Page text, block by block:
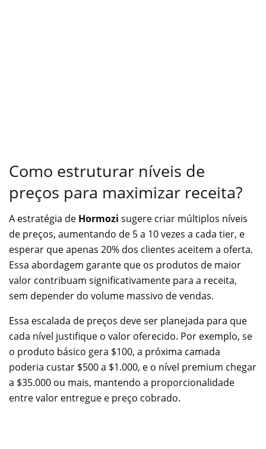
Como estruturar níveis de
preços para maximizar receita?
A estratégia de Hormozi sugere criar múltiplos níveis
de preços, aumentando de 5 a 10 vezes a cada tier, e
esperar que apenas 20% dos clientes aceitem a oferta.
Essa abordagem garante que os produtos de maior
valor contribuam significativamente para a receita,
sem depender do volume massivo de vendas.
Essa escalada de preços deve ser planejada para que
cada nível justifique o valor oferecido. Por exemplo, se
o produto básico gera $100, a próxima camada
poderia custar $500 a $1.000, e o nível premium chegar
a $35.000 ou mais, mantendo a proporcionalidade
entre valor entregue e preço cobrado.